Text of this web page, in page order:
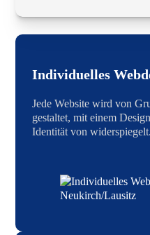
Individuelles
Jede Website wird von
gestaltet, mit einem
Identität von widerspiegelt.